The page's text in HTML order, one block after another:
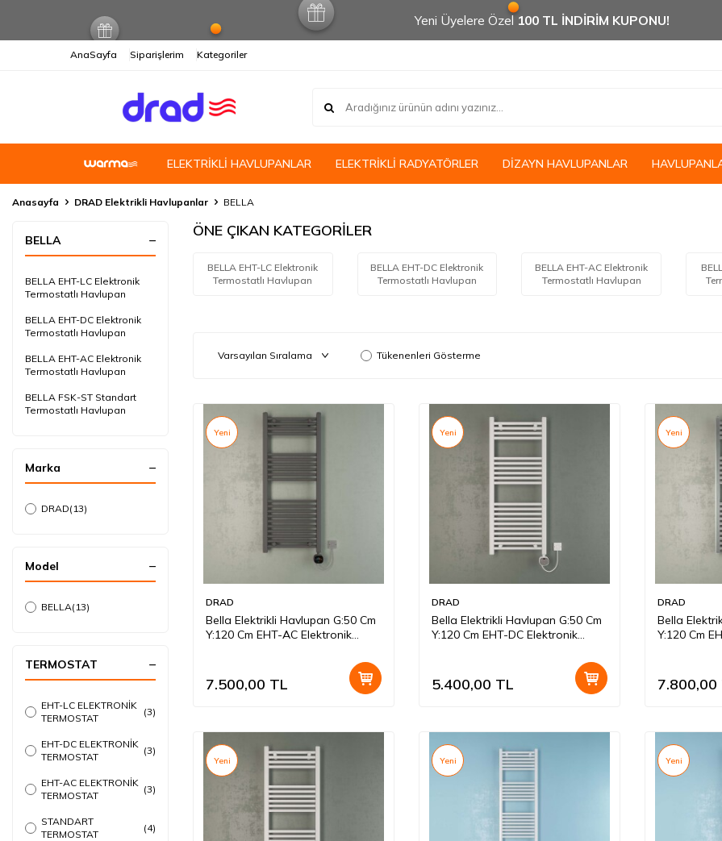
Yeni Üyelere Özel 100 TL İNDİRİM KUPONU!
AnaSayfa Siparişlerim Kategoriler
ELEKTRİKLİ HAVLUPANLAR ELEKTRİKLİ RADYATÖRLER DİZAYN HAVLUPANLAR
Anasayfa DRAD Elektrikli Havlupanlar BELLA
BELLA
BELLA EHT-LC Elektronik
Termostatlı Havlupan
BELLA EHT-DC Elektronik
Termostatlı Havlupan
BELLA EHT-AC Elektronik
Termostatlı Havlupan
BELLA FSK-ST Standart
Termostatlı Havlupan
Marka
DRAD(13)
Model
BELLA(13)
TERMOSTAT
EHT-LC ELEKTRONİK
TERMOSTAT
(3)
EHT-DC ELEKTRONİK
TERMOSTAT
(3)
EHT-AC ELEKTRONİK
TERMOSTAT
(3)
STANDART
TERMOSTAT
(4)
ÖNE ÇIKAN KATEGORİLER
BELLA EHT-LC Elektronik
Termostatlı Havlupan
BELLA EHT-DC Elektronik
Termostatlı Havlupan
BELLA EHT-AC Elektronik
Termostatlı Havlupan
Tükenenleri Gösterme
Yeni
DRAD
Bella Elektrikli Havlupan G:50 Cm
Y:120 Cm EHT-AC Elektronik
7.500,00 TL
Yeni
DRAD
Bella Elektrikli Havlupan G:50 Cm
Y:120 Cm EHT-DC Elektronik
5.400,00 TL
Yeni
DRAD
Bella
Y:120 Cm
7.800,00
Yeni Yeni Yeni